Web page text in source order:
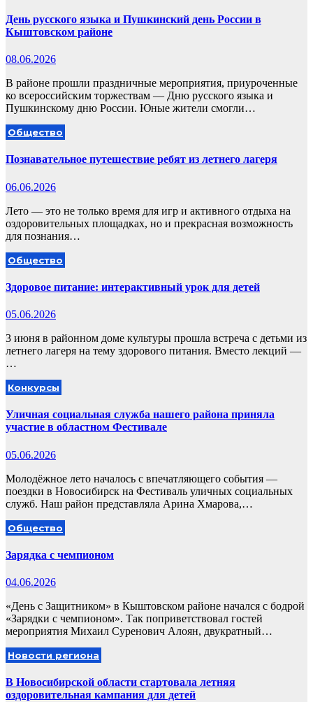
День русского языка и Пушкинский день России в
Кыштовском районе
08.06.2026
В районе прошли праздничные мероприятия, приуроченные
ко всероссийским торжествам — Дню русского языка и
Пушкинскому дню России. Юные жители смогли…
Общество
Познавательное путешествие ребят из летнего лагеря
06.06.2026
Лето — это не только время для игр и активного отдыха на
оздоровительных площадках, но и прекрасная возможность
для познания…
Общество
Здоровое питание: интерактивный урок для детей
05.06.2026
3 июня в районном доме культуры прошла встреча с детьми из
летнего лагеря на тему здорового питания. Вместо лекций —
…
Конкурсы
Уличная социальная служба нашего района приняла
участие в областном Фестивале
05.06.2026
Молодёжное лето началось с впечатляющего события —
поездки в Новосибирск на Фестиваль уличных социальных
служб. Наш район представляла Арина Хмарова,…
Общество
Зарядка с чемпионом
04.06.2026
«День с Защитником» в Кыштовском районе начался с бодрой
«Зарядки с чемпионом». Так поприветствовал гостей
мероприятия Михаил Суренович Алоян, двукратный…
Новости региона
В Новосибирской области стартовала летняя
оздоровительная кампания для детей